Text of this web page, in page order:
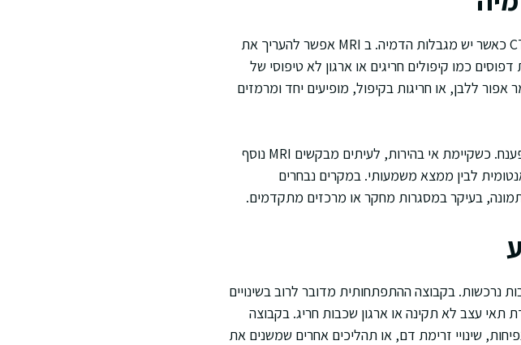
ברוב המקרים הממצא מופיע ב MRI מוח, ולעיתים רחוקות יותר ב CT כאשר יש מגבלות הדמיה. ב MRI אפשר להעריך את
כמו קיפולים חריגים או ארגון לא טיפוסי של
ללבן, או חריגות בקיפול, מופיעים יחד ומרמזים
ההערכה תלויה גם בפרוטוקול הסריקה, ברזולוציה, ובניסיון של המפענח. כשקיימת אי בהירות, לעיתים מבקשים MRI נוסף
אנטומית לבין ממצא משמעותי. במקרים נבחרים
בעיקר במסגרות מחקר או מרכזים מתקדמים.
נרכשות. בקבוצה ההתפתחותית מדובר לרוב בשינויים
תאי עצב לא תקינה או ארגון שכבות חריג. בקבוצה
שינויי זרימת דם, או תהליכים אחרים שמשנים את